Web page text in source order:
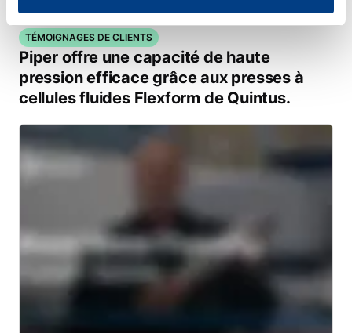
TÉMOIGNAGES DE CLIENTS
Piper offre une capacité de haute
pression efficace grâce aux presses à
cellules fluides Flexform de Quintus.